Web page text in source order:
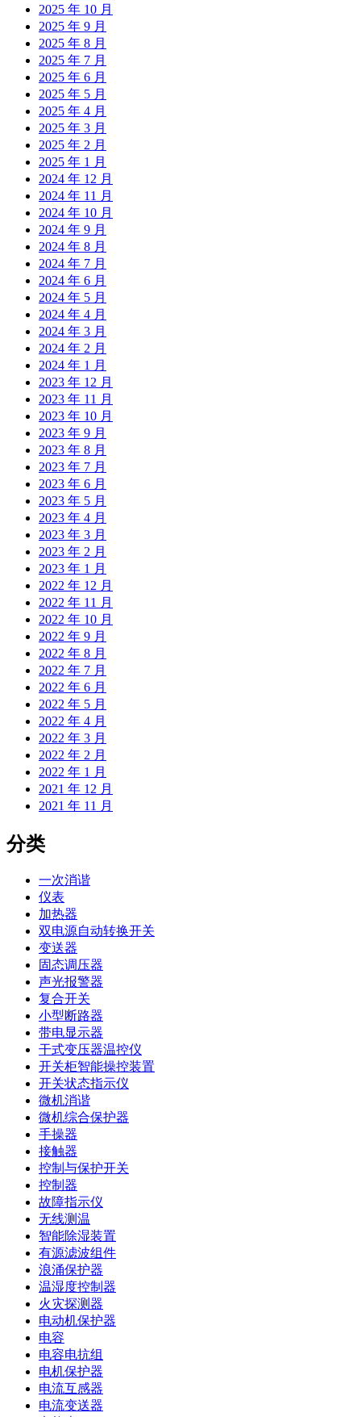
2025 年 10 月
2025 年 9 月
2025 年 8 月
2025 年 7 月
2025 年 6 月
2025 年 5 月
2025 年 4 月
2025 年 3 月
2025 年 2 月
2025 年 1 月
2024 年 12 月
2024 年 11 月
2024 年 10 月
2024 年 9 月
2024 年 8 月
2024 年 7 月
2024 年 6 月
2024 年 5 月
2024 年 4 月
2024 年 3 月
2024 年 2 月
2024 年 1 月
2023 年 12 月
2023 年 11 月
2023 年 10 月
2023 年 9 月
2023 年 8 月
2023 年 7 月
2023 年 6 月
2023 年 5 月
2023 年 4 月
2023 年 3 月
2023 年 2 月
2023 年 1 月
2022 年 12 月
2022 年 11 月
2022 年 10 月
2022 年 9 月
2022 年 8 月
2022 年 7 月
2022 年 6 月
2022 年 5 月
2022 年 4 月
2022 年 3 月
2022 年 2 月
2022 年 1 月
2021 年 12 月
2021 年 11 月
分类
一次消谐
仪表
加热器
双电源自动转换开关
变送器
固态调压器
声光报警器
复合开关
小型断路器
带电显示器
干式变压器温控仪
开关柜智能操控装置
开关状态指示仪
微机消谐
微机综合保护器
手操器
接触器
控制与保护开关
控制器
故障指示仪
无线测温
智能除湿装置
有源滤波组件
浪涌保护器
温湿度控制器
火灾探测器
电动机保护器
电容
电容电抗组
电机保护器
电流互感器
电流变送器